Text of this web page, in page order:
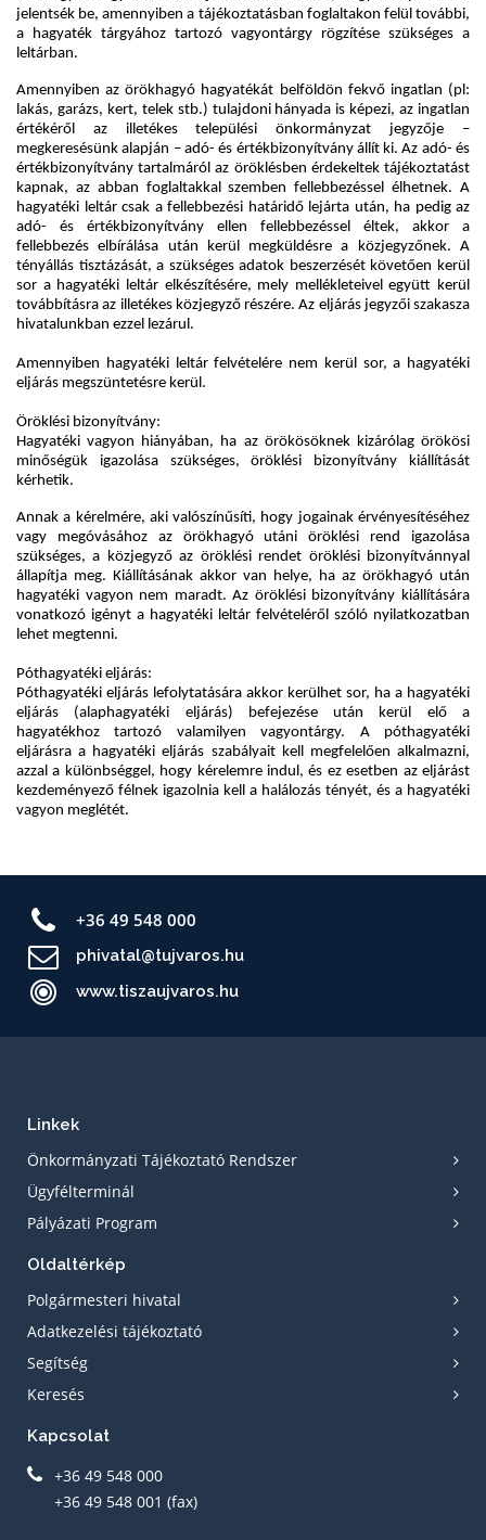
+36 49 548 000
phivatal@tujvaros.hu
www.tiszaujvaros.hu
Linkek
Önkormányzati Tájékoztató Rendszer
Ügyfélterminál
Pályázati Program
Oldaltérkép
Polgármesteri hivatal
Adatkezelési tájékoztató
Segítség
Keresés
Kapcsolat
+36 49 548 000
+36 49 548 001 (fax)